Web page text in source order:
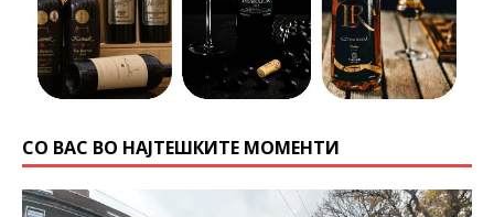
СО ВАС ВО НАЈТЕШКИТЕ МОМЕНТИ